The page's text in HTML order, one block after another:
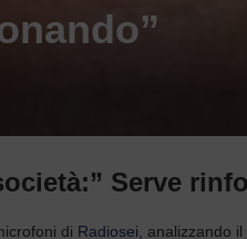
Serve
di Radiosei,
analizzando